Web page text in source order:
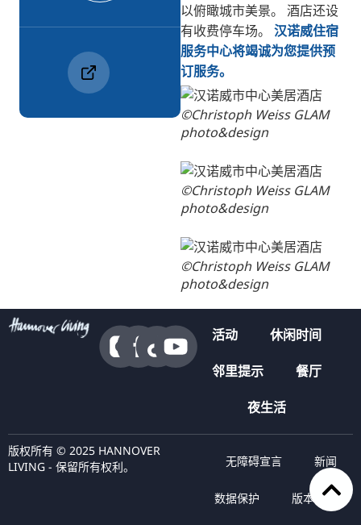
以俯瞰城市美景。 酒店还设
有收费停车场。 汉诺威住宿
服务中心将竭诚为您提供预
订服务。
©Christoph Weiss GLAM
photo&design
©Christoph Weiss GLAM
photo&design
©Christoph Weiss GLAM
photo&design
活动 休闲时间
邻里提示 餐厅
夜生活
版权所有 © 2025 HANNOVER
LIVING - 保留所有权利。
无障碍宣言 新闻
数据保护 版本说明